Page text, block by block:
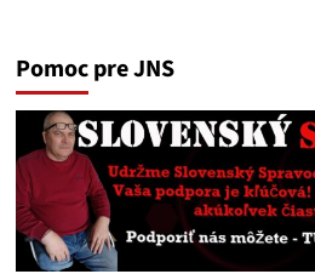
Pomoc pre JNS